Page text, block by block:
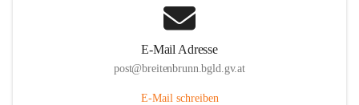
E-Mail Adresse
post@breitenbrunn.bgld.gv.at
E-Mail schreiben